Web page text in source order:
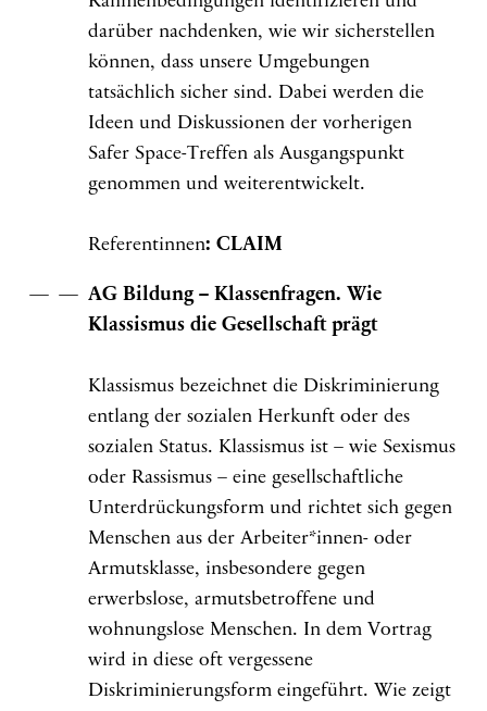
darüber nachdenken, wie wir sicherstellen
können, dass unsere Umgebungen
tatsächlich sicher sind. Dabei werden die
Ideen und Diskussionen der vorherigen
Safer Space-Treffen als Ausgangspunkt
genommen und weiterentwickelt.
Referentinnen: CLAIM
AG Bildung – Klassenfragen. Wie
Klassismus die Gesellschaft prägt
Klassismus bezeichnet die Diskriminierung
entlang der sozialen Herkunft oder des
sozialen Status. Klassismus ist – wie Sexismus
oder Rassismus – eine gesellschaftliche
Unterdrückungsform und richtet sich gegen
Menschen aus der Arbeiter*innen- oder
Armutsklasse, insbesondere gegen
erwerbslose, armutsbetroffene und
wohnungslose Menschen. In dem Vortrag
wird in diese oft vergessene
Diskriminierungsform eingeführt. Wie zeigt